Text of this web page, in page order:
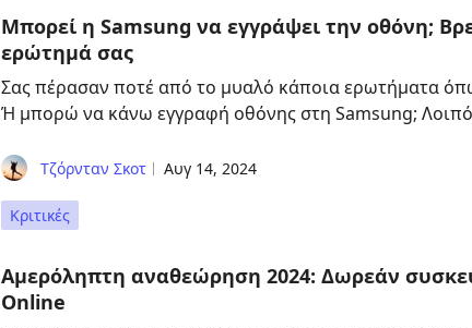
Μπορεί η Samsung να εγγράψει την οθόνη;
ερώτημά σας
Σας πέρασαν ποτέ από το μυαλό κάποια ερωτήματα
Ή μπορώ να κάνω εγγραφή οθόνης στη Samsung;
Τζόρνταν Σκοτ Αυγ 14, 2024
Κριτικές
Αμερόληπτη αναθεώρηση 2024: Δωρεάν
Online